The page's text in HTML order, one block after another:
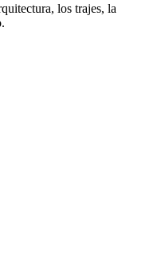
los trajes, la